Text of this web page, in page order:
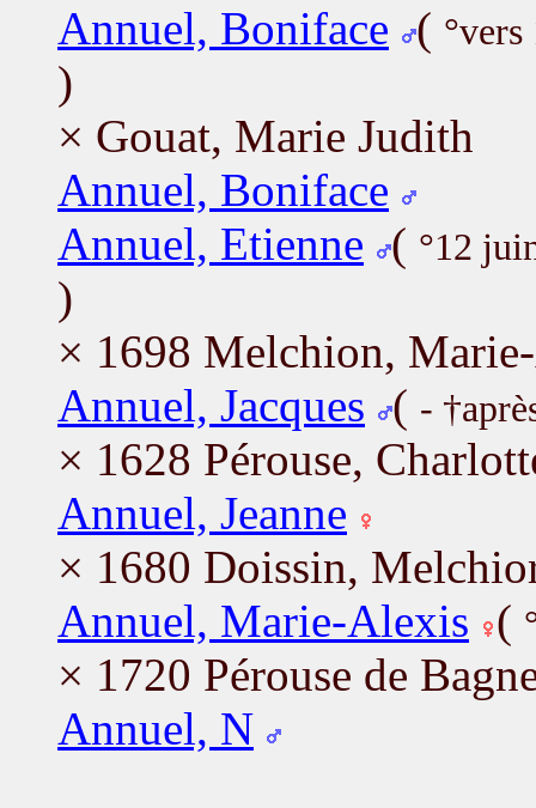
Annuel, Boniface (
)
× Gouat, Marie Judith
Annuel, Boniface
Annuel, Etienne ( °12
)
× 1698 Melchion,
Annuel, Jacques ( -
× 1628 Pérouse,
Annuel, Jeanne
× 1680 Doissin,
Annuel, Marie-Alexis (
× 1720 Pérouse de
Annuel, N